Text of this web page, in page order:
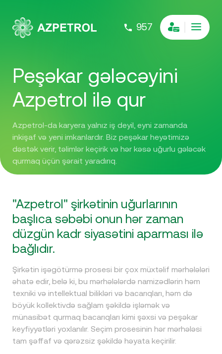
957
Peşəkar gələcəyini
Azpetrol ilə qur
Azpetrol-da karyera yalnız iş deyil, eyni zamanda
inkişaf və yeni imkanlardır. Biz peşəkar heyətimizə
dəstək verir, təlimlər keçirik və hər kəsə uğurlu gələcək
qurmaq üçün şərait yaradırıq.
"Azpetrol" şirkətinin uğurlarının
başlıca səbəbi onun hər zaman
düzgün kadr siyasətini aparması ilə
bağlıdır.
Şirkətin işəgötürmə prosesi bir çox müxtəlif mərhələləri
əhatə edir, belə ki, bu mərhələlərdə namizədlərin həm
texniki və intellektual bilikləri və bacarıqları, həm də
böyük kollektivdə sağlam şəkildə işləmək və
münasibət qurmaq bacarıqları kimi şəxsi və peşəkar
keyfiyyətləri yoxlanılır. Seçim prosesinin hər mərhələsi
tam şəffaf və qərəzsiz şəkildə həyata keçirilir.